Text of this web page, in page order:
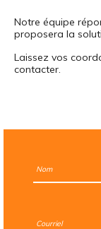
Notre équipe
proposera la
Laissez vos
contacter.